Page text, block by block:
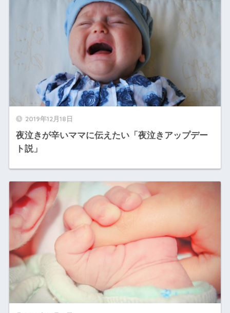
2019年12月18日
夜泣きが辛いママに伝えたい「夜泣きアップデー
ト説」